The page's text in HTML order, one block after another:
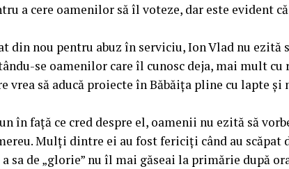
a cere oamenilor să îl voteze, dar este evident
din nou pentru abuz în serviciu, Ion Vlad nu ezită
se oamenilor care îl cunosc deja, mai mult cu
vrea să aducă proiecte în Băbăița pline cu lapte
în față ce cred despre el, oamenii nu ezită să
Mulți dintre ei au fost fericiți când au scăpat
sa de „glorie” nu îl mai găseai la primărie după